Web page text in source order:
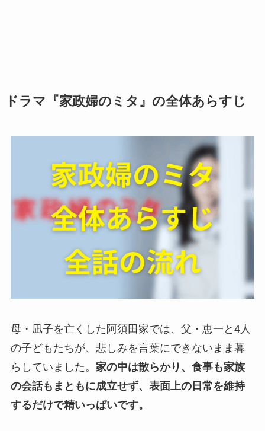
ドラマ『家政婦のミタ』の全体あらすじ
母・凪子を亡くした阿須田家では、父・恵一と4人
の子どもたちが、悲しみを言葉にできないまま暮
らしていました。 家の中は散らかり、食事も家族
の会話もまともに成立せず、表面上の日常を維持
するだけで精いっぱいです。